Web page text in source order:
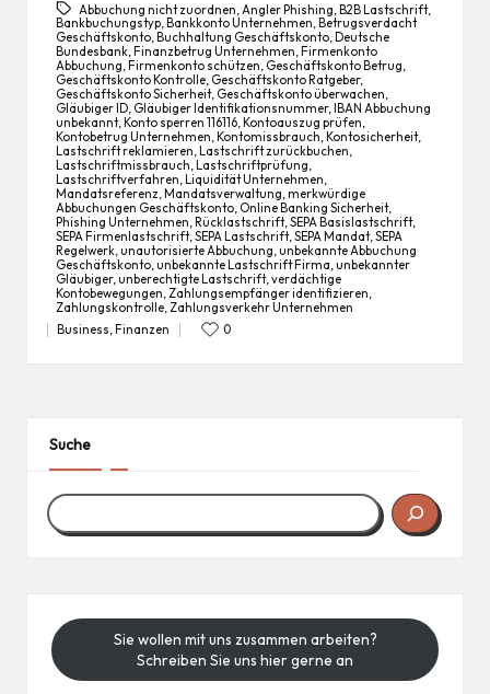
Tags:
Abbuchung nicht zuordnen Angler Phishing B2B Lastschrift,
Bankbuchungstyp, Bankkonto Unternehmen, Betrugsverdacht
Geschäftskonto, Buchhaltung Geschäftskonto, Deutsche
Bundesbank, Finanzbetrug Unternehmen, Firmenkonto
Abbuchung, Firmenkonto schützen, Geschäftskonto Betrug,
Geschäftskonto Kontrolle, Geschäftskonto Ratgeber,
Geschäftskonto Sicherheit, Geschäftskonto überwachen,
Gläubiger ID, Gläubiger Identifikationsnummer, IBAN Abbuchung
unbekannt, Konto sperren 116116, Kontoauszug prüfen,
Kontobetrug Unternehmen, Kontomissbrauch, Kontosicherheit,
Lastschrift reklamieren, Lastschrift zurückbuchen,
Lastschriftmissbrauch, Lastschriftprüfung,
Lastschriftverfahren, Liquidität Unternehmen,
Mandatsreferenz, Mandatsverwaltung,merkwürdige
Abbuchungen Geschäftskonto, Online Banking Sicherheit,
Phishing Unternehmen, Rücklastschrift,SEPA Basislastschrift,
SEPA Firmenlastschrift,SEPA Lastschrift,SEPA Mandat,SEPA
Regelwerk,unautorisierte Abbuchung,unbekannte Abbuchung
Geschäftskonto,unbekannte Lastschrift Firma,unbekannter
Gläubiger,unberechtigte Lastschrift,verdächtige
Kontobewegungen,Zahlungsempfänger identifizieren,
Zahlungskontrolle,Zahlungsverkehr Unternehmen
Posted
Business ,Finanzen 0
Suche
Sie wollen mit uns zusammen arbeiten?
Schreiben Sie uns hier gerne an